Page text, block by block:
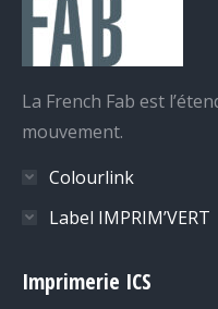
La French Fab est
mouvement.
Colourlink
Label IMPRIM’VERT
Imprimerie ICS